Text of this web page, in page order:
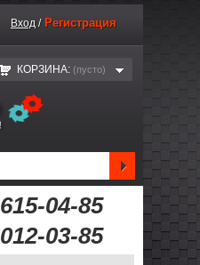
615-04-85
012-03-85
Вход / Регистрация
КОРЗИНА: (пустo)